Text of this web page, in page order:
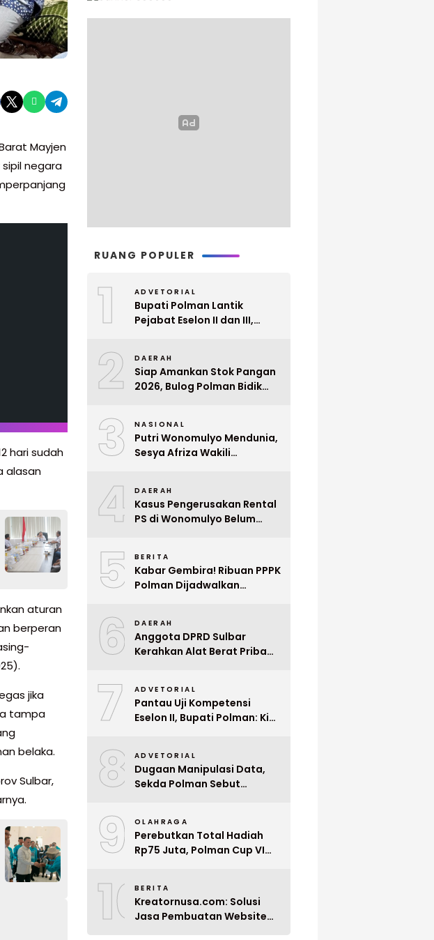
Mayjen
sipil negara
hari sudah
alasan
aturan
berperan
jika
tampa
belaka.
Sulbar,
RUANG POPULER
1 ADVETORIAL
Bupati Polman Lantik
Pejabat Eselon II dan III,
2 DAERAH
Siap Amankan Stok Pangan
2026, Bulog Polman Bidik
3 NASIONAL
Putri Wonomulyo Mendunia,
Sesya Afriza Wakili
4 DAERAH
Kasus Pengerusakan Rental
PS di Wonomulyo Belum
Pelaku
5 BERITA
Kabar Gembira! Ribuan PPPK
Polman Dijadwalkan
6 DAERAH
Anggota DPRD Sulbar
Kerahkan Alat Berat Pribadi
7 ADVETORIAL
Pantau Uji Kompetensi
Eselon II, Bupati Polman: Kita
8 ADVETORIAL
Dugaan Manipulasi Data,
Sekda Polman Sebut
Ditunda
9 OLAHRAGA
Perebutkan Total Hadiah
Rp75 Juta, Polman Cup VI
10BERITA
Kreatornusa.com: Solusi
Jasa Pembuatan Website